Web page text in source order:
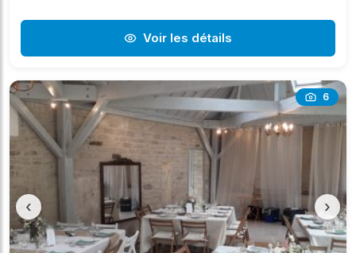
Voir les détails
6
‹ ›